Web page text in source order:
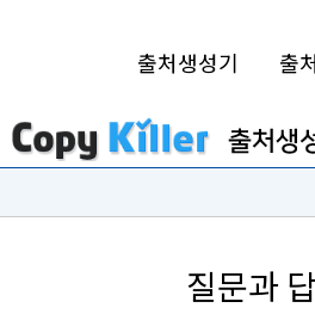
출처생성기 출
질문과